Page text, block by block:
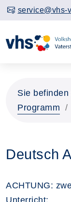
service@vhs-
Sie
Programm
Deutsch
ACHTUNG:
Unterricht: